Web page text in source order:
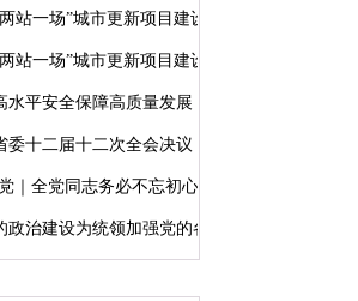
站一场”城市更新项目建设
站一场”城市更新项目建设
水平安全保障高质量发展
委十二届十二次全会决议
｜全党同志务必不忘初心、...
治建设为统领加强党的各...